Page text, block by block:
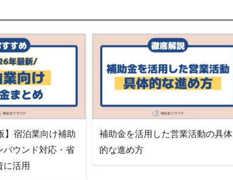
】宿泊業向け補助
バウンド対応・省
に活用
補助金を活用した営業活動の具体
的な進め方